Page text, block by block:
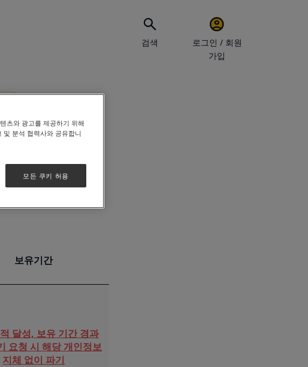
검색
로그인 / 회원
가입
보유기간
달성, 보유 기간 경과
요청 시 해당 개인정보
지체 없이 파기
츠와 광고를 제공하기 위해
및 분석 협력사와 공유합니
모든 쿠키 허용